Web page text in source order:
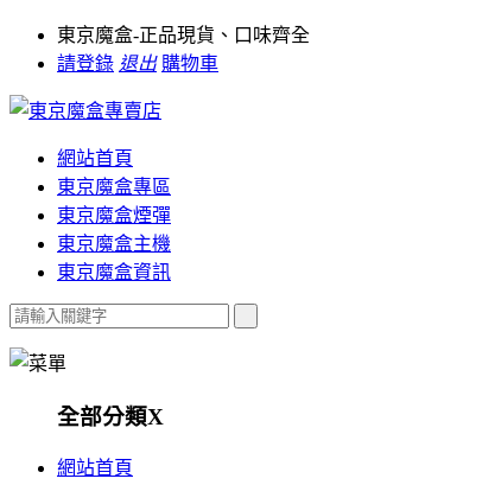
東京魔盒-正品現貨、口味齊全
請登錄 退出 購物車
網站首頁
東京魔盒專區
東京魔盒煙彈
東京魔盒主機
東京魔盒資訊
全部分類X
網站首頁